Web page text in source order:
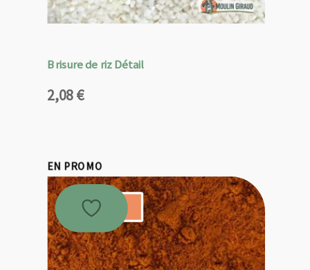
Brisure de riz Détail
2,08€
EN PROMO
Promo !